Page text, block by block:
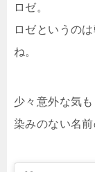
ロゼ。
ロゼというの
ね。
少々意外な気
染みのない名前